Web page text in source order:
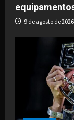
9 de agosto de 2026